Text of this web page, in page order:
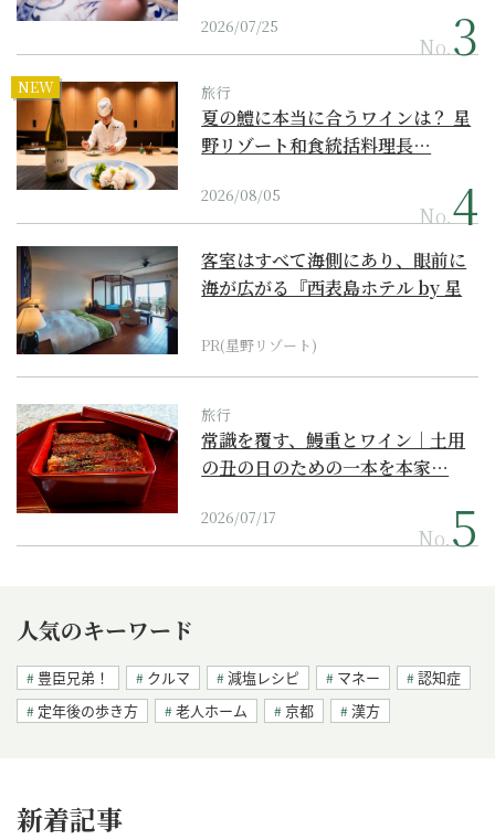
2026/07/25
No.
NEW 旅行
夏の鱧に本当に合うワインは？ 星
野リゾート和食統括料理長…
2026/08/05
No.
客室はすべて海側にあり、眼前に
海が広がる『西表島ホテル by 星
PR(星野リゾート)
旅行
常識を覆す、鰻重とワイン｜土用
の丑の日のための一本を本家…
2026/07/17
No.
人気のキーワード
豊臣兄弟！ クルマ 減塩レシピ マネー
認知症
定年後の歩き方
老人ホーム 京都 漢方
新着記事